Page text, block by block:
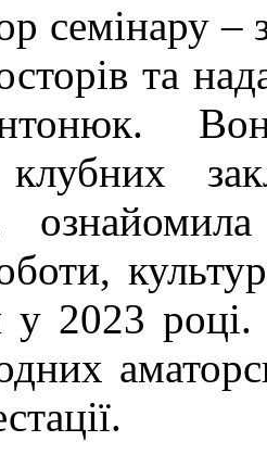
семінару –
та
клубних
у 2023